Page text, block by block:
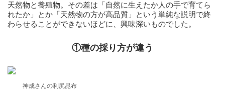
天然物と養殖物。その差は「自然に生えたか人の手で育てら
れたか」とか「天然物の方が高品質」という単純な説明で終
わらせることができないほどに、興味深いものでした。
①種の採り方が違う
神成さんの利尻昆布